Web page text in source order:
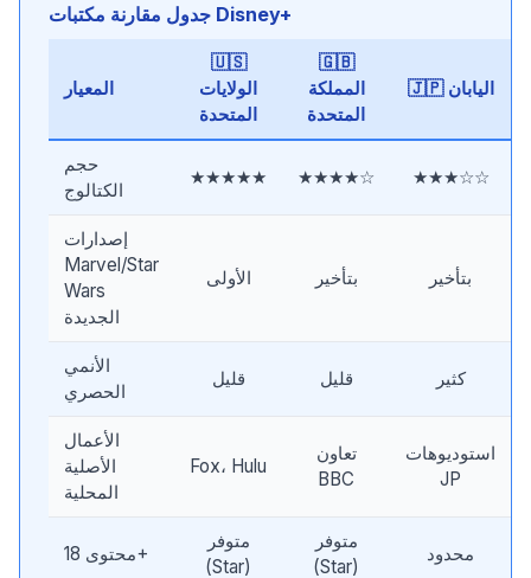
جدول مقارنة مكتبات Disney+
المعيار
🇺🇸
الولايات
المتحدة
🇬🇧
المملكة
المتحدة
🇯🇵 اليابان
حجم
الكتالوج
★★★★★ ★★★★☆ ★★★☆☆
إصدارات
Marvel/Star
Wars
الجديدة
الأولى بتأخير بتأخير
الأنمي
الحصري
قليل قليل كثير
الأعمال
الأصلية
المحلية
Fox، Hulu
تعاون
BBC
استوديوهات
JP
محتوى 18+
متوفر
(Star)
متوفر
(Star)
محدود